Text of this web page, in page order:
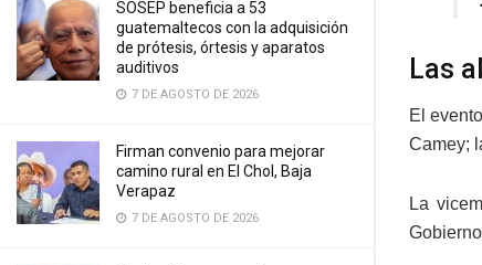
SOSEP beneficia a 53
guatemaltecos con la adquisición
de prótesis, órtesis y aparatos
auditivos
7 DE AGOSTO DE 2026
Firman convenio para mejorar
camino rural en El Chol, Baja
Verapaz
7 DE AGOSTO DE 2026
Las
El
Camey;
La